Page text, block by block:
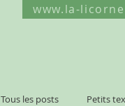
www.la-
Tous les posts Petits